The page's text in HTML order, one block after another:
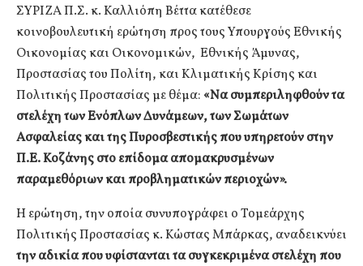
ΣΥΡΙΖΑ Π.Σ. κ. Καλλιόπη Βέττα κατέθεσε
κοινοβουλευτική ερώτηση προς τους Υπουργούς Εθνικής
Οικονομίας και Οικονομικών, Εθνικής Άμυνας,
Προστασίας του Πολίτη, και Κλιματικής Κρίσης και
Πολιτικής Προστασίας με θέμα: «Να συμπεριληφθούν τα
στελέχη των Ενόπλων Δυνάμεων, των Σωμάτων
Ασφαλείας και της Πυροσβεστικής που υπηρετούν στην
Π.Ε. Κοζάνης στο επίδομα απομακρυσμένων
παραμεθόριων και προβληματικών περιοχών».
Η ερώτηση, την οποία συνυπογράφει ο Τομεάρχης
Πολιτικής Προστασίας κ. Κώστας Μπάρκας, αναδεικνύει
την αδικία που υφίστανται τα συγκεκριμένα στελέχη που